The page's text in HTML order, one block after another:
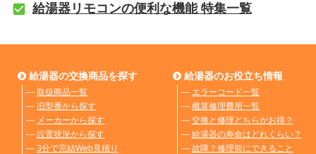
給湯器リモコンの便利な機能 特集一覧
給湯器の交換商品を探す
― 取扱商品一覧
― 旧型番から探す
― メーカーから探す
― 設置状況から探す
― 3分で完結Web見積り
給湯器のお役立ち情報
― エラーコード一覧
― 概算修理費用一覧
― 交換と修理どちらがお得？
― 給湯器の寿命はどれくらい？
― 故障？修理前にできること